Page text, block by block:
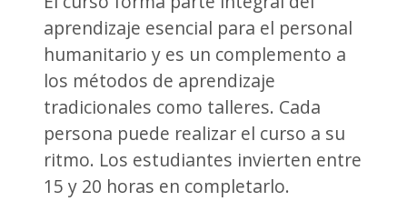
aprendizaje esencial para el personal
humanitario y es un complemento a
los métodos de aprendizaje
tradicionales como talleres. Cada
persona puede realizar el curso a su
ritmo. Los estudiantes invierten entre
15 y 20 horas en completarlo.